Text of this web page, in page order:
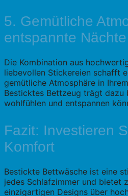
5. Gemütliche
entspannte Nächte
Die Kombination aus
liebevollen Stickereien schafft
gemütliche Atmosphäre in
Besticktes Bettzeug trägt dazu
wohlfühlen und entspannen
Fazit: Investieren
Komfort
Bestickte Bettwäsche ist eine
jedes Schlafzimmer und bietet
einzigartigen Designs über